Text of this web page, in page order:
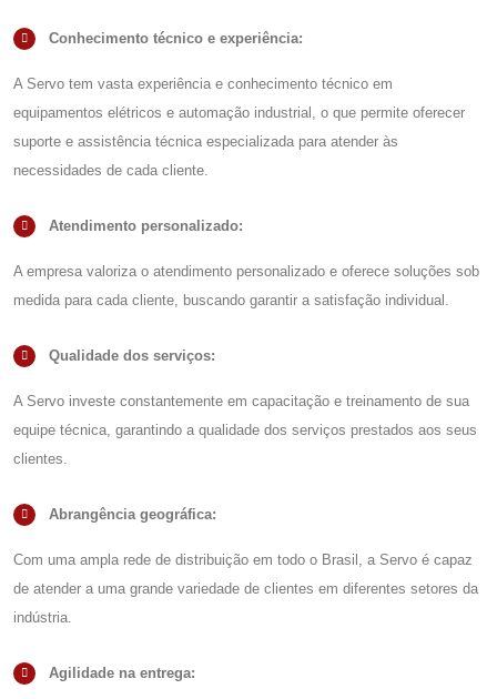
Conhecimento técnico e experiência:
A Servo tem vasta experiência e conhecimento técnico em
equipamentos elétricos e automação industrial, o que permite oferecer
suporte e assistência técnica especializada para atender às
necessidades de cada cliente.
Atendimento personalizado:
A empresa valoriza o atendimento personalizado e oferece soluções sob
medida para cada cliente, buscando garantir a satisfação individual.
Qualidade dos serviços:
A Servo investe constantemente em capacitação e treinamento de sua
equipe técnica, garantindo a qualidade dos serviços prestados aos seus
clientes.
Abrangência geográfica:
Com uma ampla rede de distribuição em todo o Brasil, a Servo é capaz
de atender a uma grande variedade de clientes em diferentes setores da
indústria.
Agilidade na entrega: